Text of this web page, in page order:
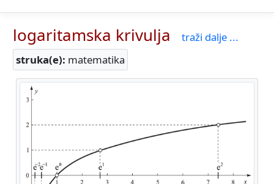
logaritamska krivulja
traži dalje ...
struka(e): matematika